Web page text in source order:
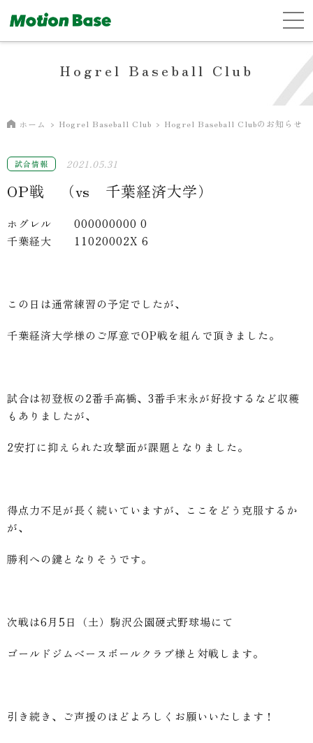
Hogrel Baseball Club
ホーム Hogrel Baseball Club Hogrel Baseball Clubのお知らせ
OP戦 （vs 千葉経済大学）
試合情報 2021.05.31
ホグレル 000000000 0
千葉経大 11020002X 6
この日は通常練習の予定でしたが、
千葉経済大学様のご厚意でOP戦を組んで頂きました。
試合は初登板の2番手高橋、3番手末永が好投するなど収穫
もありましたが、
2安打に抑えられた攻撃面が課題となりました。
得点力不足が長く続いていますが、ここをどう克服するか
が、
勝利への鍵となりそうです。
次戦は6月5日（土）駒沢公園硬式野球場にて
ゴールドジムベースボールクラブ様と対戦します。
引き続き、ご声援のほどよろしくお願いいたします！